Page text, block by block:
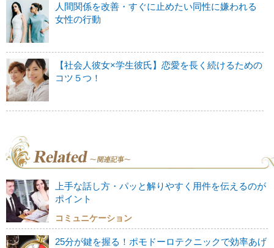
人間関係を改善・すぐに止めたい同性に嫌われる
女性の行動
【社会人彼女×学生彼氏】恋愛を長く続けるための
コツ５つ！
上手な話し方・パッと解りやすく用件を伝えるのが
ポイント
コミュニケーション
25分が鍵を握る！ポモドーロテクニックで効率あげ